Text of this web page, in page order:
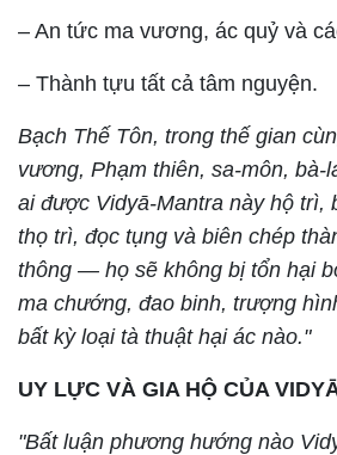
– An tức ma vương, ác quỷ và
– Thành tựu tất cả tâm nguyện.
Bạch Thế Tôn, trong thế gian
vương, Phạm thiên, sa-môn, bà-
ai được Vidyā-Mantra này hộ trì,
thọ trì, đọc tụng và biên chép
thông — họ sẽ không bị tổn hại
ma chướng, đao binh, trượng
bất kỳ loại tà thuật hại ác nào."
UY LỰC VÀ GIA HỘ CỦA
"Bất luận phương hướng nào